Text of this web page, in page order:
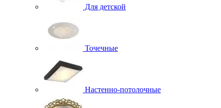
Для детской
Точечные
Настенно-потолочные